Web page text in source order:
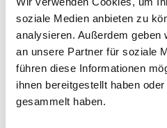
soziale Medien anbieten zu
analysieren. Außerdem geben
an unsere Partner für soziale
führen diese Informationen
ihnen bereitgestellt haben
gesammelt haben.
4 barrierefreie
5